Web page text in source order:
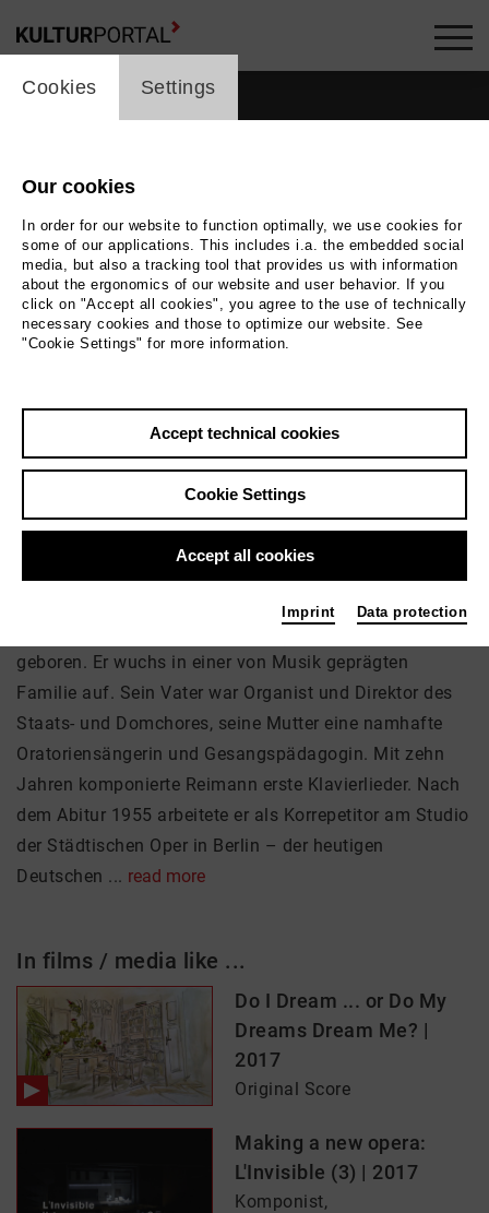
Aribert Reimann
Music, Theatre
Aribert Reimann wurde am 4. März 1936 in Berlin
geboren. Er wuchs in einer von Musik geprägten
Familie auf. Sein Vater war Organist und Direktor des
Staats- und Domchores, seine Mutter eine namhafte
Oratoriensängerin und Gesangspädagogin. Mit zehn
Jahren komponierte Reimann erste Klavierlieder. Nach
dem Abitur 1955 arbeitete er als Korrepetitor am Studio
der Städtischen Oper in Berlin – der heutigen
Deutschen ... read more
In films / media like ...
Do I Dream ... or Do My
Dreams Dream Me? |
2017
Original Score
Making a new opera:
L'Invisible (3) | 2017
Komponist,
cookie_layer
Cookies Settings
Our cookies
In order for our website to function optimally, we use cookies for
some of our applications. This includes i.a. the embedded social
media, but also a tracking tool that provides us with information
about the ergonomics of our website and user behavior. If you
click on "Accept all cookies", you agree to the use of technically
necessary cookies and those to optimize our website. See
"Cookie Settings" for more information.
Accept technical cookies
Cookie Settings
Accept all cookies
Imprint Data protection